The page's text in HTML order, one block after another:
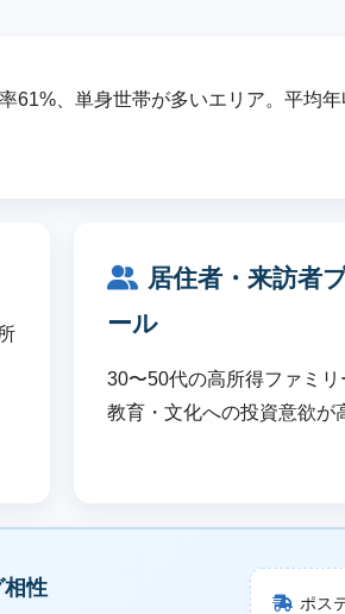
61%、単身世帯が多いエリア。平均
居住者・来訪者
ール
30〜50代の高所得ファミリ
教育・文化への投資意欲が
性
ポス